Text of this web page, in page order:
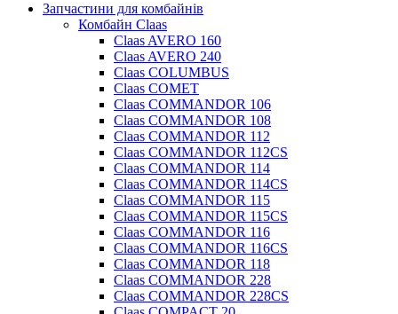
Запчастини для комбайнів
Комбайн Claas
Claas AVERO 160
Claas AVERO 240
Claas COLUMBUS
Claas COMET
Claas COMMANDOR 106
Claas COMMANDOR 108
Claas COMMANDOR 112
Claas COMMANDOR 112CS
Claas COMMANDOR 114
Claas COMMANDOR 114CS
Claas COMMANDOR 115
Claas COMMANDOR 115CS
Claas COMMANDOR 116
Claas COMMANDOR 116CS
Claas COMMANDOR 118
Claas COMMANDOR 228
Claas COMMANDOR 228CS